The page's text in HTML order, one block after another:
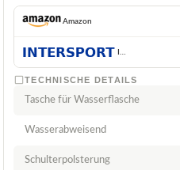
Amazon
INTERSPORT
TECHNISCHE DETAILS
Tasche für Wasserflasche
Wasserabweisend
Schulterpolsterung